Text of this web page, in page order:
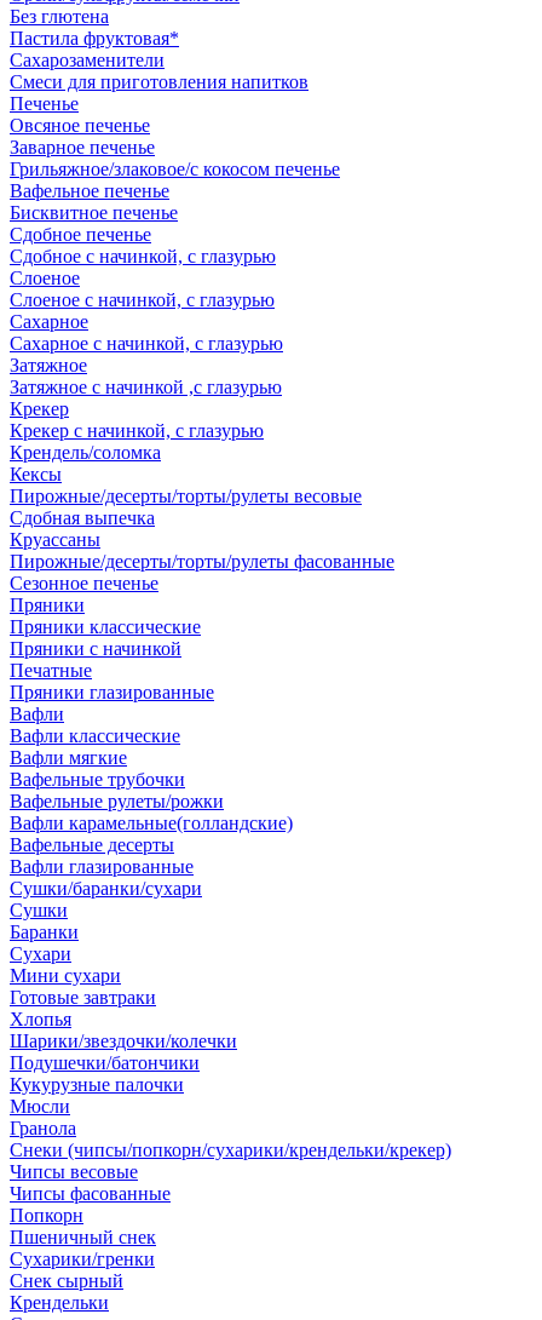
Без глютена
Пастила фруктовая*
Сахарозаменители
Смеси для приготовления напитков
Печенье
Овсяное печенье
Заварное печенье
Грильяжное/злаковое/с кокосом печенье
Вафельное печенье
Бисквитное печенье
Сдобное печенье
Сдобное с начинкой, с глазурью
Слоеное
Слоеное с начинкой, с глазурью
Сахарное
Сахарное с начинкой, с глазурью
Затяжное
Затяжное с начинкой ,с глазурью
Крекер
Крекер с начинкой, с глазурью
Крендель/соломка
Кексы
Пирожные/десерты/торты/рулеты весовые
Сдобная выпечка
Круассаны
Пирожные/десерты/торты/рулеты фасованные
Сезонное печенье
Пряники
Пряники классические
Пряники с начинкой
Печатные
Пряники глазированные
Вафли
Вафли классические
Вафли мягкие
Вафельные трубочки
Вафельные рулеты/рожки
Вафли карамельные(голландские)
Вафельные десерты
Вафли глазированные
Сушки/баранки/сухари
Сушки
Баранки
Сухари
Мини сухари
Готовые завтраки
Хлопья
Шарики/звездочки/колечки
Подушечки/батончики
Кукурузные палочки
Мюсли
Гранола
Снеки (чипсы/попкорн/сухарики/крендельки/крекер)
Чипсы весовые
Чипсы фасованные
Попкорн
Пшеничный снек
Сухарики/гренки
Снек сырный
Крендельки